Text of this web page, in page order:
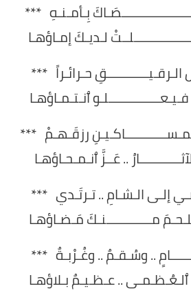
بِـأمـنـهِ ***
لـديـكَ إمـاؤهـا
حـرائـراً ***
ٱنـتـمـاؤهـا
رزقَـهـمْ ***
.. عَــزَّ ٱنـمـحـاؤهـا
إلـى الـشـامِ .. تـرتَـدي ***
مـــــــــــــنـكَ مَـضـاؤهـا
.. وسُـقـمٌ .. وغُـرْبـةٌ ***
ٱلـعُـظـمـى .. عـظـيـمٌ بـلاؤهـا